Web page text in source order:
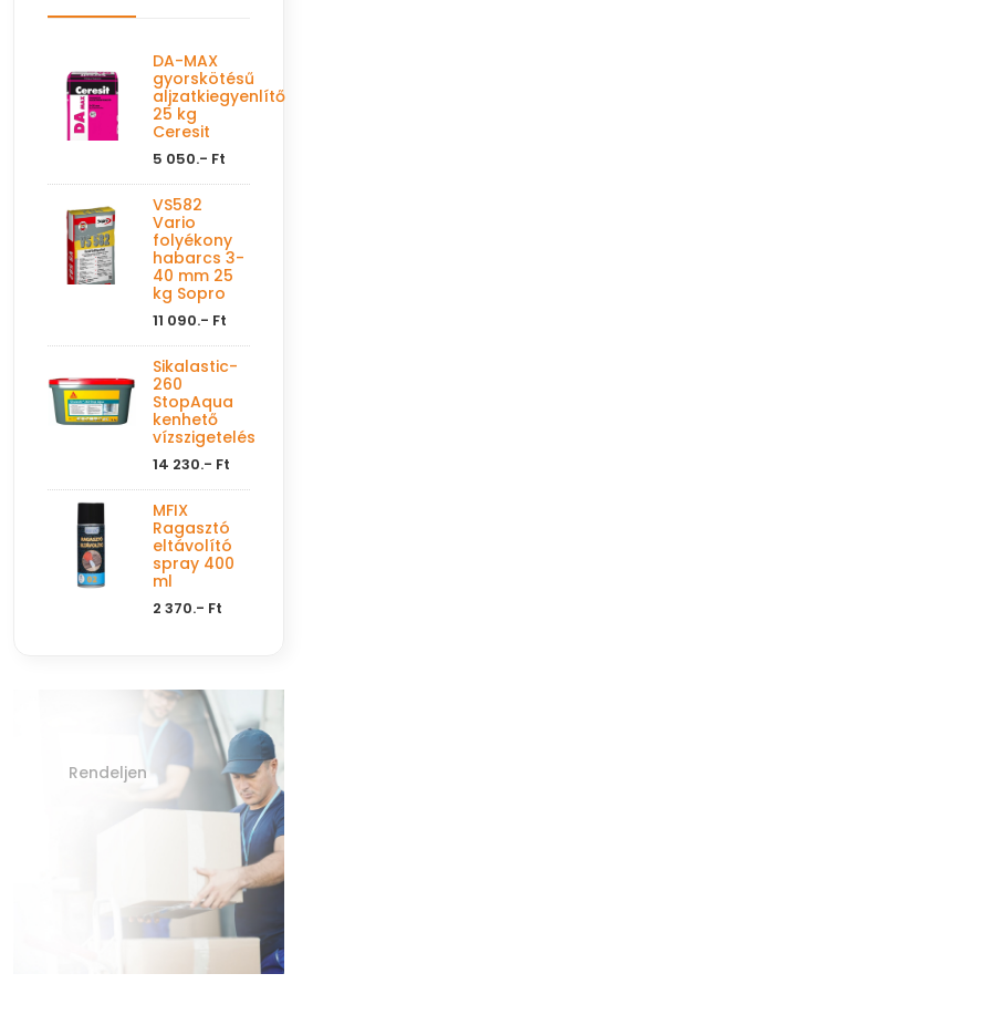
DA-MAX
gyorskötésű
aljzatkiegyenlítő
25 kg
Ceresit
5 050.- Ft
VS582
Vario
folyékony
habarcs 3-
40 mm 25
kg Sopro
11 090.- Ft
Sikalastic-
260
StopAqua
kenhető
vízszigetelés
14 230.- Ft
MFIX
Ragasztó
eltávolító
spray 400
ml
2 370.- Ft
Rendeljen